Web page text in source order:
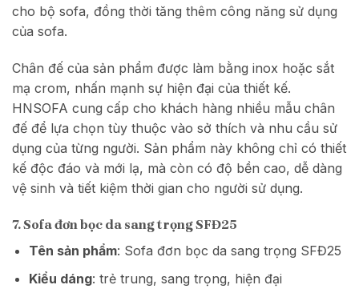
cho bộ sofa, đồng thời tăng thêm công năng sử dụng
của sofa.
Chân đế của sản phẩm được làm bằng inox hoặc sắt
mạ crom, nhấn mạnh sự hiện đại của thiết kế.
HNSOFA cung cấp cho khách hàng nhiều mẫu chân
đế để lựa chọn tùy thuộc vào sở thích và nhu cầu sử
dụng của từng người. Sản phẩm này không chỉ có thiết
kế độc đáo và mới lạ, mà còn có độ bền cao, dễ dàng
vệ sinh và tiết kiệm thời gian cho người sử dụng.
7. Sofa đơn bọc da sang trọng SFĐ25
Tên sản phẩm: Sofa đơn bọc da sang trọng SFĐ25
Kiểu dáng: trẻ trung, sang trọng, hiện đại